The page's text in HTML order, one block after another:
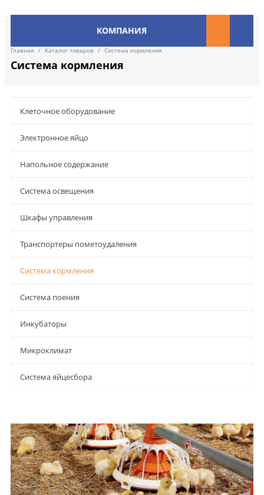
КОМПАНИЯ
Главная / Каталог товаров / Система кормления
Система кормления
Клеточное оборудование
Электронное яйцо
Напольное содержание
Система освещения
Шкафы управления
Транспортеры пометоудаления
Система кормления
Система поения
Инкубаторы
Микроклимат
Система яйцесбора